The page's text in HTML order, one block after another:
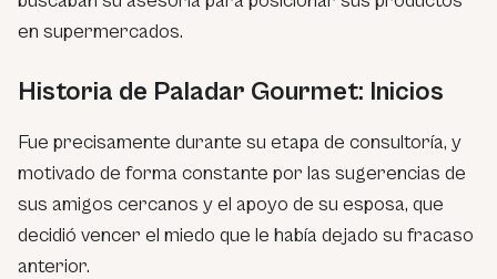
en supermercados.
Historia de Paladar Gourmet: Inicios
Fue precisamente durante su etapa de consultoría, y
motivado de forma constante por las sugerencias de
sus amigos cercanos y el apoyo de su esposa, que
decidió vencer el miedo que le había dejado su fracaso
anterior.